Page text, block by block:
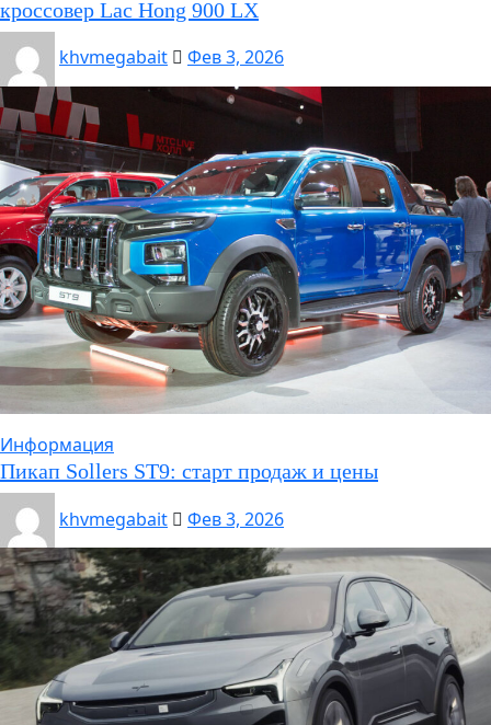
кроссовер Lac Hong 900 LX
khvmegabait
Фев 3, 2026
Информация
Пикап Sollers ST9: старт продаж и цены
khvmegabait
Фев 3, 2026